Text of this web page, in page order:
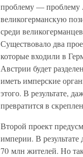
проблему — проблему
великогерманскую
среди
Существовало два
которые входили в
Австрии будет
иметь имперские
этого. В результате,
превратится в
Второй проект
империи. В результате
70 млн жителей. Но